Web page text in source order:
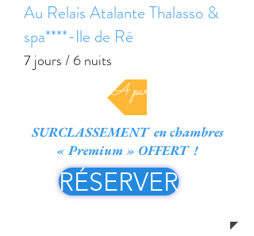
Au Relais Atalante Thalasso &
spa****-Ile de Ré
7 jours / 6 nuits
A partir de 1990 €
SURCLASSEMENT en chambres
« Premium » OFFERT !
RÉSERVER